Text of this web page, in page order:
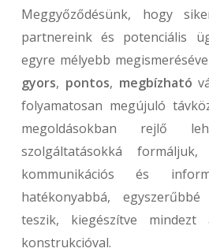
Meggyőződésünk, hogy
partnereink és potenciális
egyre mélyebb
gyors, pontos, megbízható
folyamatosan megújuló
megoldásokban rejlő
szolgáltatásokká
kommunikációs és
hatékonyabbá,
teszik, kiegészítve
konstrukcióval.